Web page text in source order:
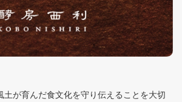
土が育んだ食文化を守り伝えることを大切